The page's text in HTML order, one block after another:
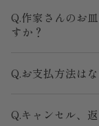
Q.作家さんのお
すか？
Q.お支払方法は
Q.キャンセル、